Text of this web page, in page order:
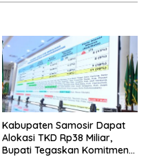
Kabupaten Samosir Dapat
Alokasi TKD Rp38 Miliar,
Bupati Tegaskan Komitmen